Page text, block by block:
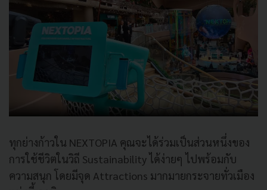
ทุกย่างก้าวใน NEXTOPIA คุณจะได้ร่วมเป็นส่วนหนึ่งของ
การใช้ชีวิตในวิถี Sustainability ได้ง่ายๆ ไปพร้อมกับ
ความสนุก โดยมีจุด Attractions มากมายกระจายทั่วเมือง